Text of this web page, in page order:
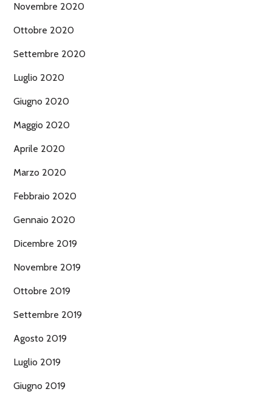
Novembre 2020
Ottobre 2020
Settembre 2020
Luglio 2020
Giugno 2020
Maggio 2020
Aprile 2020
Marzo 2020
Febbraio 2020
Gennaio 2020
Dicembre 2019
Novembre 2019
Ottobre 2019
Settembre 2019
Agosto 2019
Luglio 2019
Giugno 2019